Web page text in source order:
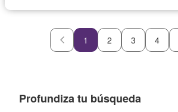
1 2 3 4
Profundiza tu búsqueda